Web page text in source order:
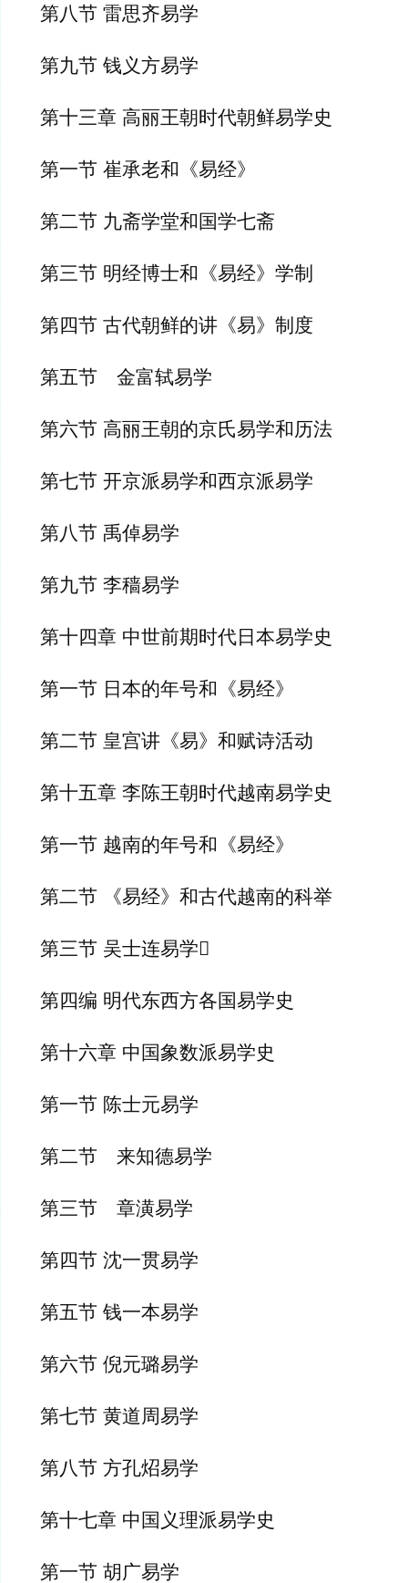
第八节 雷思齐易学
第九节 钱义方易学
第十三章 高丽王朝时代朝鲜易学史
第一节 崔承老和《易经》
第二节 九斋学堂和国学七斋
第三节 明经博士和《易经》学制
第四节 古代朝鲜的讲《易》制度
第五节　金富轼易学
第六节 高丽王朝的京氏易学和历法
第七节 开京派易学和西京派易学
第八节 禹倬易学
第九节 李穑易学
第十四章 中世前期时代日本易学史
第一节 日本的年号和《易经》
第二节 皇宫讲《易》和赋诗活动
第十五章 李陈王朝时代越南易学史
第一节 越南的年号和《易经》
第二节 《易经》和古代越南的科举
第三节 吴士连易学
第四编 明代东西方各国易学史
第十六章 中国象数派易学史
第一节 陈士元易学
第二节　来知德易学
第三节　章潢易学
第四节 沈一贯易学
第五节 钱一本易学
第六节 倪元璐易学
第七节 黄道周易学
第八节 方孔炤易学
第十七章 中国义理派易学史
第一节 胡广易学